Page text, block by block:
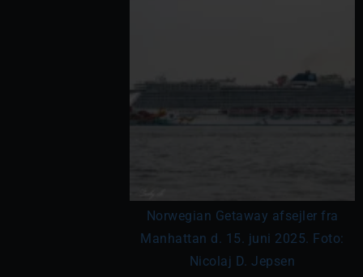
Norwegian Getaway afsejler fra
Manhattan d. 15. juni 2025. Foto:
Nicolaj D. Jepsen